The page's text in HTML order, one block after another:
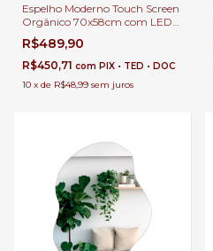
Espelho Moderno Touch Screen
Orgânico 70x58cm com LED
Luz Direta Para Banheiro,
Penteadeira, Salão de Beleza e
Lojas
R$489,90
R$450,71 com PIX • TED • DOC
10 x de R$48,99 sem juros